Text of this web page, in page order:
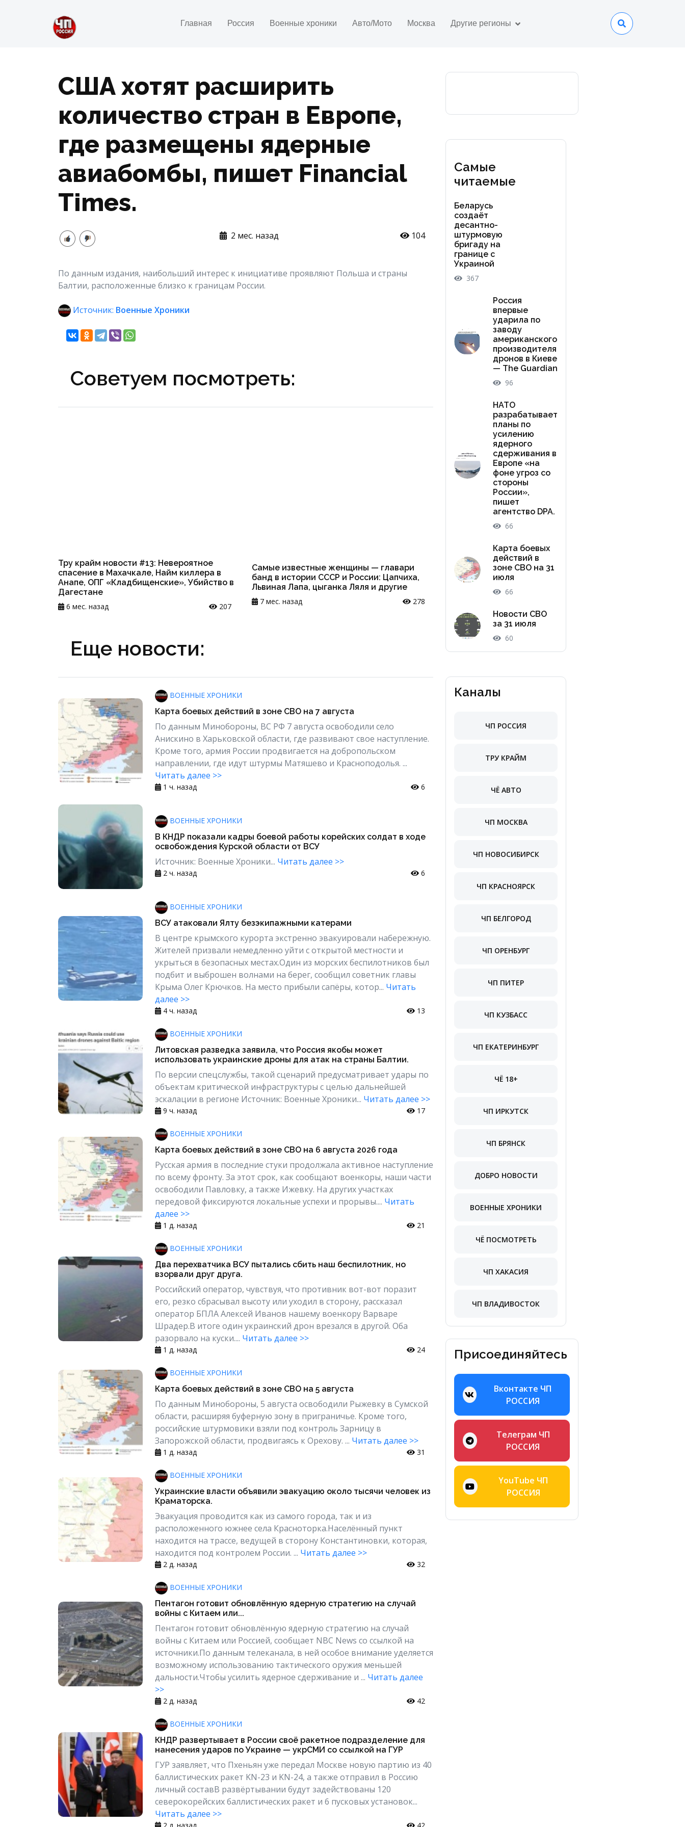
Главная Россия Военные хроники Авто/Мото Москва Другие регионы
США хотят расширить
количество стран в Европе,
где размещены ядерные
авиабомбы, пишет Financial
Times.
2 мес. назад 104
По данным издания, наибольший интерес к инициативе проявляют Польша и страны
Балтии, расположенные близко к границам России.
Источник: Военные Хроники
Советуем посмотреть:
Тру крайм новости #13: Невероятное
спасение в Махачкале, Найм киллера в
Анапе, ОПГ «Кладбищенские», Убийство в
Дагестане
6 мес. назад
207
Самые известные женщины — главари
банд в истории СССР и России: Цапчиха,
Львиная Лапа, цыганка Ляля и другие
7 мес. назад
278
Еще новости:
ВОЕННЫЕ ХРОНИКИ
Карта боевых действий в зоне СВО на 7 августа
По данным Минобороны, ВС РФ 7 августа освободили село
Анискино в Харьковской области, где развивают свое наступление.
Кроме того, армия России продвигается на добропольском
направлении, где идут штурмы Матяшево и Красноподолья. ...
Читать далее >>
1 ч. назад 6
ВОЕННЫЕ ХРОНИКИ
В КНДР показали кадры боевой работы корейских солдат в ходе
освобождения Курской области от ВСУ
Источник: Военные Хроники... Читать далее >>
2 ч. назад 6
ВОЕННЫЕ ХРОНИКИ
ВСУ атаковали Ялту безэкипажными катерами
В центре крымского курорта экстренно эвакуировали набережную.
Жителей призвали немедленно уйти с открытой местности и
укрыться в безопасных местах.Один из морских беспилотников был
подбит и выброшен волнами на берег, сообщил советник главы
Крыма Олег Крючков. На место прибыли сапёры, котор... Читать
далее >>
4 ч. назад 13
ВОЕННЫЕ ХРОНИКИ
Литовская разведка заявила, что Россия якобы может
использовать украинские дроны для атак на страны Балтии.
По версии спецслужбы, такой сценарий предусматривает удары по
объектам критической инфраструктуры с целью дальнейшей
эскалации в регионе Источник: Военные Хроники... Читать далее >>
9 ч. назад 17
ВОЕННЫЕ ХРОНИКИ
Карта боевых действий в зоне СВО на 6 августа 2026 года
Русская армия в последние стуки продолжала активное наступление
по всему фронту. За этот срок, как сообщают военкоры, наши части
освободили Павловку, а также Ижевку. На других участках
передовой фиксируются локальные успехи и прорывы.... Читать
далее >>
1 д. назад 21
ВОЕННЫЕ ХРОНИКИ
Два перехватчика ВСУ пытались сбить наш беспилотник, но
взорвали друг друга.
Российский оператор, чувствуя, что противник вот-вот поразит
его, резко сбрасывал высоту или уходил в сторону, рассказал
оператор БПЛА Алексей Иванов нашему военкору Варваре
Шрадер.В итоге один украинский дрон врезался в другой. Оба
разорвало на куски.... Читать далее >>
1 д. назад 24
ВОЕННЫЕ ХРОНИКИ
Карта боевых действий в зоне СВО на 5 августа
По данным Минобороны, 5 августа освободили Рыжевку в Сумской
области, расширяя буферную зону в приграничье. Кроме того,
российские штурмовики взяли под контроль Зарницу в
Запорожской области, продвигаясь к Орехову. ... Читать далее >>
1 д. назад 31
ВОЕННЫЕ ХРОНИКИ
Украинские власти объявили эвакуацию около тысячи человек из
Краматорска.
Эвакуация проводится как из самого города, так и из
расположенного южнее села Красноторка.Населённый пункт
находится на трассе, ведущей в сторону Константиновки, которая,
находится под контролем России. ... Читать далее >>
2 д. назад 32
ВОЕННЫЕ ХРОНИКИ
Пентагон готовит обновлённую ядерную стратегию на случай
войны с Китаем или...
Пентагон готовит обновлённую ядерную стратегию на случай
войны с Китаем или Россией, сообщает NBC News со ссылкой на
источники.По данным телеканала, в ней особое внимание уделяется
возможному использованию тактического оружия меньшей
дальности.Чтобы усилить ядерное сдерживание и ... Читать далее
>>
2 д. назад 42
ВОЕННЫЕ ХРОНИКИ
КНДР развертывает в России своё ракетное подразделение для
нанесения ударов по Украине — укрСМИ со ссылкой на ГУР
ГУР заявляет, что Пхеньян уже передал Москве новую партию из 40
баллистических ракет KN-23 и KN-24, а также отправил в Россию
личный составВ развёртывании будут задействованы 120
северокорейских баллистических ракет и 6 пусковых установок...
Читать далее >>
Самые
читаемые
Беларусь
создаёт
десантно-
штурмовую
бригаду на
границе с
Украиной
367
Россия
впервые
ударила по
заводу
американского
производителя
дронов в Киеве
— The Guardian
96
НАТО
разрабатывает
планы по
усилению
ядерного
сдерживания в
Европе «на
фоне угроз со
стороны
России»,
пишет
агентство DPA.
66
Карта боевых
действий в
зоне СВО на 31
июля
66
Новости СВО
за 31 июля
60
Каналы
ЧП РОССИЯ
ТРУ КРАЙМ
ЧЁ АВТО
ЧП МОСКВА
ЧП НОВОСИБИРСК
ЧП КРАСНОЯРСК
ЧП БЕЛГОРОД
ЧП ОРЕНБУРГ
ЧП ПИТЕР
ЧП КУЗБАСС
ЧП ЕКАТЕРИНБУРГ
ЧЁ 18+
ЧП ИРКУТСК
ЧП БРЯНСК
ДОБРО НОВОСТИ
ВОЕННЫЕ ХРОНИКИ
ЧЁ ПОСМОТРЕТЬ
ЧП ХАКАСИЯ
ЧП ВЛАДИВОСТОК
Присоединяйтесь
Вконтакте ЧП
РОССИЯ
Телеграм ЧП
РОССИЯ
YouTube ЧП
РОССИЯ